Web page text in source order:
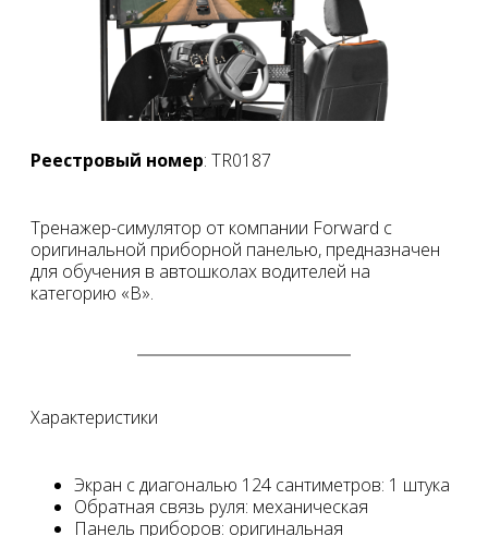
Реестровый номер: TR0187
Тренажер-симулятор от компании Forward с
оригинальной приборной панелью, предназначен
для обучения в автошколах водителей на
категорию «B».
Характеристики
Экран с диагональю 124 сантиметров: 1 штука
Обратная связь руля: механическая
Панель приборов: оригинальная